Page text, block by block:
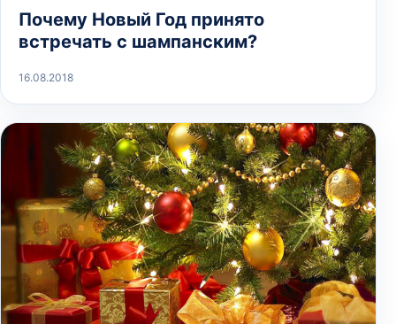
Почему Новый Год принято
встречать с шампанским?
16.08.2018